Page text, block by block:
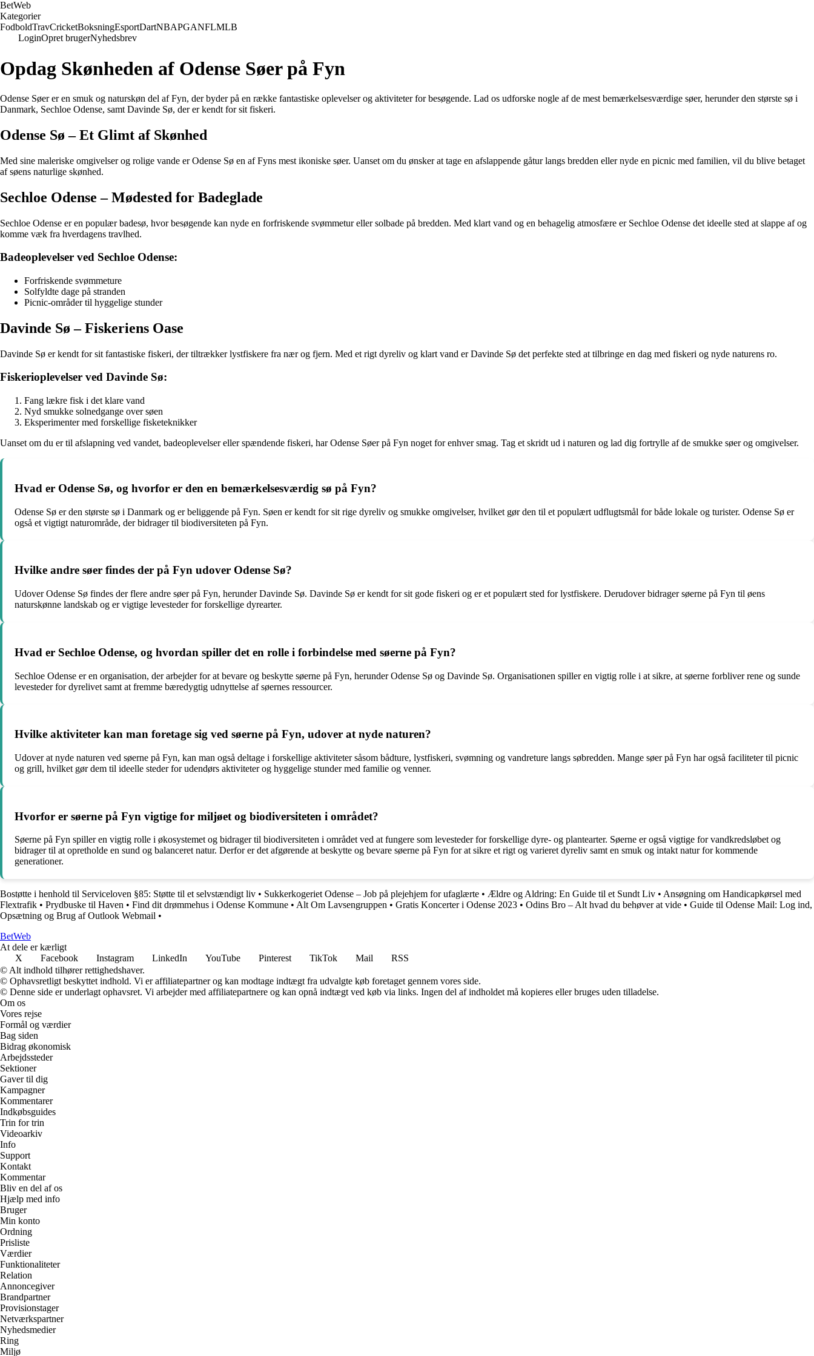
BetWeb
Kategorier
FodboldTravCricketBoksningEsportDartNBAPGANFLMLB
LoginOpret brugerNyhedsbrev
Opdag Skønheden af Odense Søer på Fyn
Odense Søer er en smuk og naturskøn del af Fyn, der byder på en række fantastiske oplevelser og aktiviteter for besøgende. Lad os udforske nogle af de mest bemærkelsesværdige søer, herunder den største sø i
Danmark, Sechloe Odense, samt Davinde Sø, der er kendt for sit fiskeri.
Odense Sø – Et Glimt af Skønhed
Med sine maleriske omgivelser og rolige vande er Odense Sø en af Fyns mest ikoniske søer. Uanset om du ønsker at tage en afslappende gåtur langs bredden eller nyde en picnic med familien, vil du blive betaget
af søens naturlige skønhed.
Sechloe Odense – Mødested for Badeglade
Sechloe Odense er en populær badesø, hvor besøgende kan nyde en forfriskende svømmetur eller solbade på bredden. Med klart vand og en behagelig atmosfære er Sechloe Odense det ideelle sted at slappe af og
komme væk fra hverdagens travlhed.
Badeoplevelser ved Sechloe Odense:
Forfriskende svømmeture
Solfyldte dage på stranden
Picnic-områder til hyggelige stunder
Davinde Sø – Fiskeriens Oase
Davinde Sø er kendt for sit fantastiske fiskeri, der tiltrækker lystfiskere fra nær og fjern. Med et rigt dyreliv og klart vand er Davinde Sø det perfekte sted at tilbringe en dag med fiskeri og nyde naturens ro.
Fiskerioplevelser ved Davinde Sø:
Fang lækre fisk i det klare vand
Nyd smukke solnedgange over søen
Eksperimenter med forskellige fisketeknikker
Uanset om du er til afslapning ved vandet, badeoplevelser eller spændende fiskeri, har Odense Søer på Fyn noget for enhver smag. Tag et skridt ud i naturen og lad dig fortrylle af de smukke søer og omgivelser.
Hvad er Odense Sø, og hvorfor er den en bemærkelsesværdig sø på Fyn?
Odense Sø er den største sø i Danmark og er beliggende på Fyn. Søen er kendt for sit rige dyreliv og smukke omgivelser, hvilket gør den til et populært udflugtsmål for både lokale og turister. Odense Sø er
også et vigtigt naturområde, der bidrager til biodiversiteten på Fyn.
Hvilke andre søer findes der på Fyn udover Odense Sø?
Udover Odense Sø findes der flere andre søer på Fyn, herunder Davinde Sø. Davinde Sø er kendt for sit gode fiskeri og er et populært sted for lystfiskere. Derudover bidrager søerne på Fyn til øens
naturskønne landskab og er vigtige levesteder for forskellige dyrearter.
Hvad er Sechloe Odense, og hvordan spiller det en rolle i forbindelse med søerne på Fyn?
Sechloe Odense er en organisation, der arbejder for at bevare og beskytte søerne på Fyn, herunder Odense Sø og Davinde Sø. Organisationen spiller en vigtig rolle i at sikre, at søerne forbliver rene og sunde
levesteder for dyrelivet samt at fremme bæredygtig udnyttelse af søernes ressourcer.
Hvilke aktiviteter kan man foretage sig ved søerne på Fyn, udover at nyde naturen?
Udover at nyde naturen ved søerne på Fyn, kan man også deltage i forskellige aktiviteter såsom bådture, lystfiskeri, svømning og vandreture langs søbredden. Mange søer på Fyn har også faciliteter til picnic
og grill, hvilket gør dem til ideelle steder for udendørs aktiviteter og hyggelige stunder med familie og venner.
Hvorfor er søerne på Fyn vigtige for miljøet og biodiversiteten i området?
Søerne på Fyn spiller en vigtig rolle i økosystemet og bidrager til biodiversiteten i området ved at fungere som levesteder for forskellige dyre- og plantearter. Søerne er også vigtige for vandkredsløbet og
bidrager til at opretholde en sund og balanceret natur. Derfor er det afgørende at beskytte og bevare søerne på Fyn for at sikre et rigt og varieret dyreliv samt en smuk og intakt natur for kommende
generationer.
Bostøtte i henhold til Serviceloven §85: Støtte til et selvstændigt liv • Sukkerkogeriet Odense – Job på plejehjem for ufaglærte • Ældre og Aldring: En Guide til et Sundt Liv • Ansøgning om Handicapkørsel med
Flextrafik • Prydbuske til Haven • Find dit drømmehus i Odense Kommune • Alt Om Lavsengruppen • Gratis Koncerter i Odense 2023 • Odins Bro – Alt hvad du behøver at vide • Guide til Odense Mail: Log ind,
Opsætning og Brug af Outlook Webmail •
BetWeb
At dele er kærligt
X
Facebook Instagram LinkedIn YouTube Pinterest TikTok Mail
RSS
© Alt indhold tilhører rettighedshaver.
© Ophavsretligt beskyttet indhold. Vi er affiliatepartner og kan modtage indtægt fra udvalgte køb foretaget gennem vores side.
© Denne side er underlagt ophavsret. Vi arbejder med affiliatepartnere og kan opnå indtægt ved køb via links. Ingen del af indholdet må kopieres eller bruges uden tilladelse.
Om os
Vores rejse
Formål og værdier
Bag siden
Bidrag økonomisk
Arbejdssteder
Sektioner
Gaver til dig
Kampagner
Kommentarer
Indkøbsguides
Trin for trin
Videoarkiv
Info
Support
Kontakt
Kommentar
Bliv en del af os
Hjælp med info
Bruger
Min konto
Ordning
Prisliste
Værdier
Funktionaliteter
Relation
Annoncegiver
Brandpartner
Provisionstager
Netværkspartner
Nyhedsmedier
Ring
Miljø